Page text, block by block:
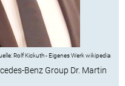
Benz Group Dr. Martin
Rolf Kickuth - Eigenes Werk wikipedia